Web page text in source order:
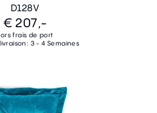
D128V
€ 207,-
frais de port
3 - 4 Semaines